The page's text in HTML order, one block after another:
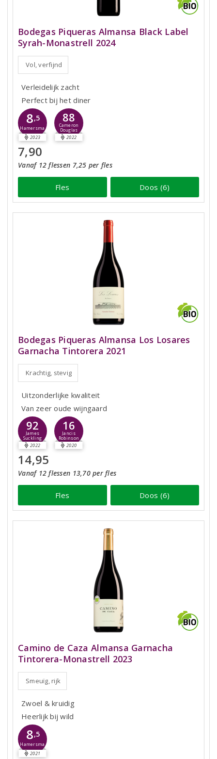
Bodegas Piqueras Almansa Black Label
Syrah-Monastrell 2024
Vol, verfijnd
Verleidelijk zacht
Perfect bij het diner
8,5
Hamersma
2023
88
Cameron
Douglas
2022
7,90
Vanaf 12 flessen 7,25 per fles
Fles Doos (6)
Bodegas Piqueras Almansa Los Losares
Garnacha Tintorera 2021
Krachtig, stevig
Uitzonderlijke kwaliteit
Van zeer oude wijngaard
92
James
Suckling
2022
16
Jancis
Robinson
2020
14,95
Vanaf 12 flessen 13,70 per fles
Fles Doos (6)
Camino de Caza Almansa Garnacha
Tintorera-Monastrell 2023
Smeuïg, rijk
Zwoel & kruidig
Heerlijk bij wild
8,5
Hamersma
2021